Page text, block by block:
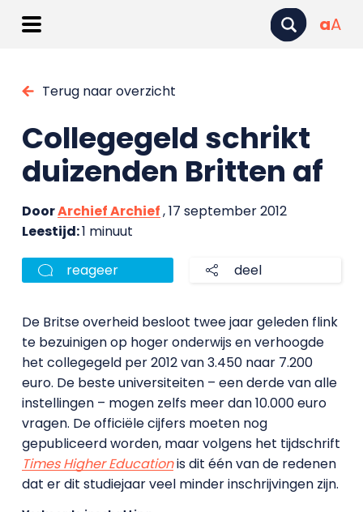
aA
Terug naar overzicht
Collegegeld schrikt
duizenden Britten af
DoorArchief Archief, 17 september 2012
Leestijd:1 minuut
reageer deel
De Britse overheid besloot twee jaar geleden flink
te bezuinigen op hoger onderwijs en verhoogde
het collegegeld per 2012 van 3.450 naar 7.200
euro. De beste universiteiten – een derde van alle
instellingen – mogen zelfs meer dan 10.000 euro
vragen. De officiële cijfers moeten nog
gepubliceerd worden, maar volgens het tijdschrift
Times Higher Educationis dit één van de redenen
dat er dit studiejaar veel minder inschrijvingen zijn.